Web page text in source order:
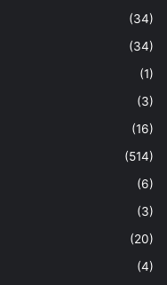
(34)
(34)
(1)
(3)
(16)
(514)
(6)
(3)
(20)
(4)